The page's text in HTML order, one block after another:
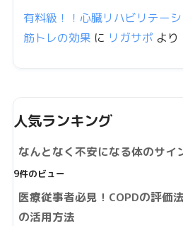
有料級！！心臓リハビリテー
筋トレの効果 に リガサポ より
人気ランキング
なんとなく不安になる体のサイ
9件のビュー
医療従事者必見！COPDの評価
の活用方法